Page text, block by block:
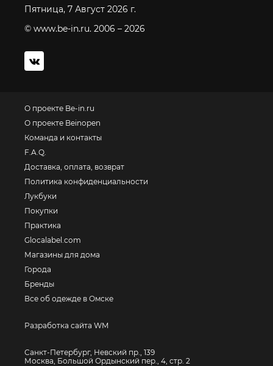
Пятница, 7 Август 2026 г.
© www.be-in.ru. 2006 – 2026
О проекте Be-in.ru
О проекте Beinopen
Команда и контакты
F.A.Q.
Доставка, оплата, возврат
Политика конфиденциальности
Лукбуки
Покупки
Практика
Glocalabel.com
Магазины для дома
Города
Бренды
Все об одежде в Омске
Разработка сайта WM
Санкт-Петербург, Невский пр., 139
Москва, Большой Ордынский пер., 4, стр. 2